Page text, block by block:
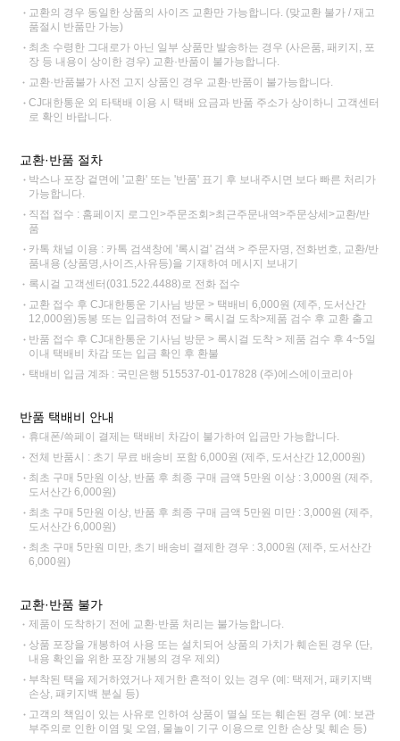
교환의 경우 동일한 상품의 사이즈 교환만 가능합니다. (맞교환 불가 / 재고
품절시 반품만 가능)
최초 수령한 그대로가 아닌 일부 상품만 발송하는 경우 (사은품, 패키지, 포
장 등 내용이 상이한 경우) 교환·반품이 불가능합니다.
교환·반품불가 사전 고지 상품인 경우 교환·반품이 불가능합니다.
CJ대한통운 외 타택배 이용 시 택배 요금과 반품 주소가 상이하니 고객센터
로 확인 바랍니다.
교환·반품 절차
박스나 포장 겉면에 '교환' 또는 '반품' 표기 후 보내주시면 보다 빠른 처리가
가능합니다.
직접 접수 : 홈페이지 로그인>주문조회>최근주문내역>주문상세>교환/반
품
카톡 채널 이용 : 카톡 검색창에 '록시걸' 검색 > 주문자명, 전화번호, 교환/반
품내용 (상품명,사이즈,사유등)을 기재하여 메시지 보내기
록시걸 고객센터(031.522.4488)로 전화 접수
교환 접수 후 CJ대한통운 기사님 방문 > 택배비 6,000원 (제주, 도서산간
12,000원)동봉 또는 입금하여 전달 > 록시걸 도착>제품 검수 후 교환 출고
반품 접수 후 CJ대한통운 기사님 방문 > 록시걸 도착 > 제품 검수 후 4~5일
이내 택배비 차감 또는 입금 확인 후 환불
택배비 입금 계좌 : 국민은행 515537-01-017828 (주)에스에이코리아
반품 택배비 안내
휴대폰/쓱페이 결제는 택배비 차감이 불가하여 입금만 가능합니다.
전체 반품시 : 초기 무료 배송비 포함 6,000원 (제주, 도서산간 12,000원)
최초 구매 5만원 이상, 반품 후 최종 구매 금액 5만원 이상 : 3,000원 (제주,
도서산간 6,000원)
최초 구매 5만원 이상, 반품 후 최종 구매 금액 5만원 미만 : 3,000원 (제주,
도서산간 6,000원)
최초 구매 5만원 미만, 초기 배송비 결제한 경우 : 3,000원 (제주, 도서산간
6,000원)
교환·반품 불가
제품이 도착하기 전에 교환·반품 처리는 불가능합니다.
상품 포장을 개봉하여 사용 또는 설치되어 상품의 가치가 훼손된 경우 (단,
내용 확인을 위한 포장 개봉의 경우 제외)
부착된 택을 제거하였거나 제거한 흔적이 있는 경우 (예: 택제거, 패키지백
손상, 패키지백 분실 등)
고객의 책임이 있는 사유로 인하여 상품이 멸실 또는 훼손된 경우 (예: 보관
부주의로 인한 이염 및 오염, 물놀이 기구 이용으로 인한 손상 및 훼손 등)